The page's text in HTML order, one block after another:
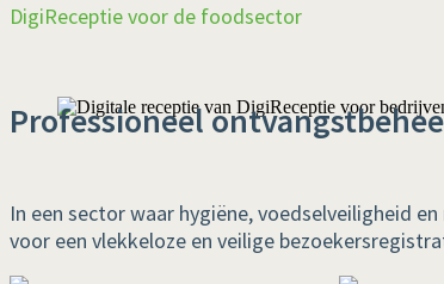
DigiReceptie voor de foodsector
Professioneel
In een sector waar hygiëne, voedselveiligheid
voor een vlekkeloze en veilige